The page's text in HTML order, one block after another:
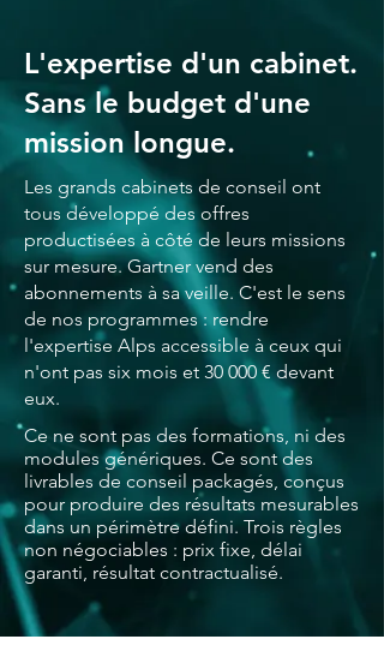
L'expertise d'un cabinet.
Sans le budget d'une
mission longue.
Les grands cabinets de conseil ont
tous développé des offres
productisées à côté de leurs missions
sur mesure. Gartner vend des
abonnements à sa veille. C'est le sens
de nos programmes : rendre
l'expertise Alps accessible à ceux qui
n'ont pas six mois et 30 000 € devant
eux.
Ce ne sont pas des formations, ni des
modules génériques. Ce sont des
livrables de conseil packagés, conçus
pour produire des résultats mesurables
dans un périmètre défini. Trois règles
non négociables : prix fixe, délai
garanti, résultat contractualisé.